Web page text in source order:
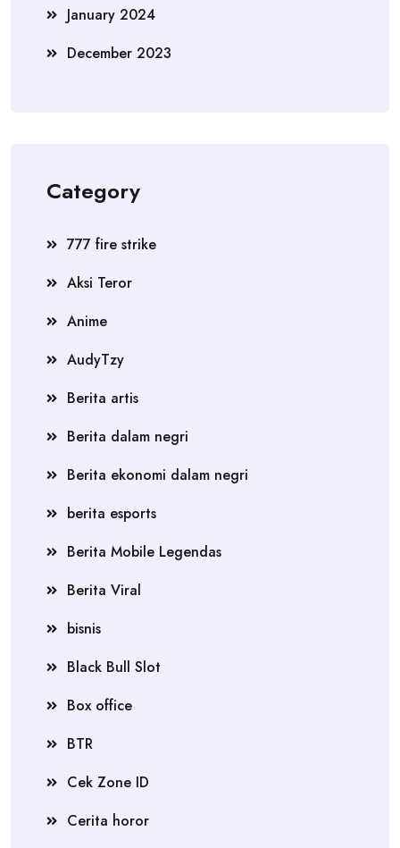
January 2024
December 2023
Category
777 fire strike
Aksi Teror
Anime
AudyTzy
Berita artis
Berita dalam negri
Berita ekonomi dalam negri
berita esports
Berita Mobile Legendas
Berita Viral
bisnis
Black Bull Slot
Box office
BTR
Cek Zone ID
Cerita horor